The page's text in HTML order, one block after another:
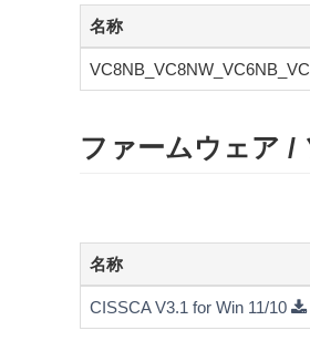
名称
ファームウェア /
名称
CISSCA V3.1 for Win 11/10